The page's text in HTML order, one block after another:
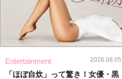
Entertainment 2026.08.05
「ほぼ自炊」って驚き！女優・黒